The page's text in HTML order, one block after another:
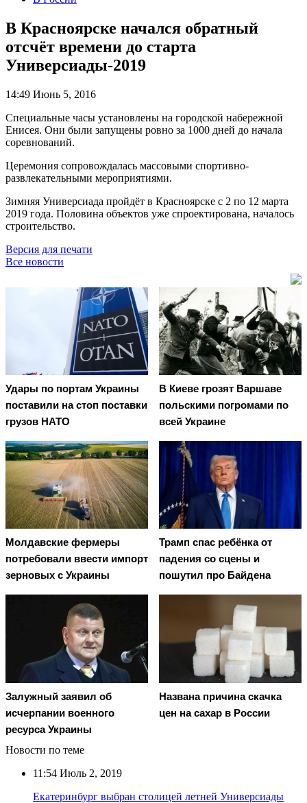
В Красноярске начался обратный
отсчёт времени до старта
Универсиады-2019
14:49 Июнь 5, 2016
Специальные часы установлены на городской набережной
Енисея. Они были запущены ровно за 1000 дней до начала
соревнований.
Церемония сопровождалась массовыми спортивно-
развлекательными мероприятиями.
Зимняя Универсиада пройдёт в Красноярске с 2 по 12 марта
2019 года. Половина объектов уже спроектирована, началось
строительство.
Версия для печати
Все новости
Удары по портам Украины
поставили на стоп поставки
грузов НАТО
В Киеве грозят Варшаве
польскими погромами по
всей Украине
Молдавские фермеры
потребовали ввести импорт
зерновых с Украины
Трамп спас ребёнка от
падения со сцены и
пошутил про Байдена
Залужный заявил об
исчерпании военного
ресурса Украины
Названа причина скачка
цен на сахар в России
Новости по теме
11:54 Июль 2, 2019
Екатеринбург выбран столицей летней Универсиады